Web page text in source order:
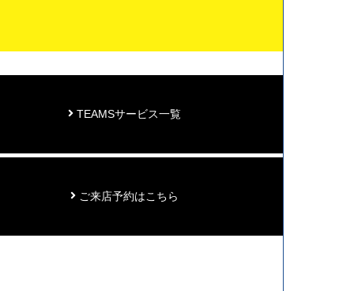
TEAMSサービス一覧
ご来店予約はこちら